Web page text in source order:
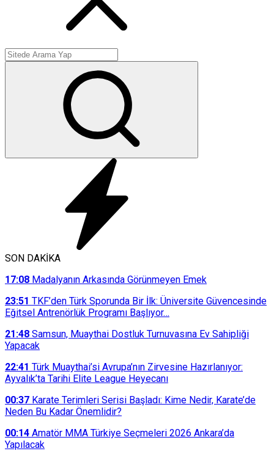
SON DAKİKA
17:08 Madalyanın Arkasında Görünmeyen Emek
23:51 TKF’den Türk Sporunda Bir İlk: Üniversite Güvencesinde
Eğitsel Antrenörlük Programı Başlıyor…
21:48 Samsun, Muaythai Dostluk Turnuvasına Ev Sahipliği
Yapacak
22:41 Türk Muaythai’si Avrupa’nın Zirvesine Hazırlanıyor:
Ayvalık’ta Tarihi Elite League Heyecanı
00:37 Karate Terimleri Serisi Başladı: Kime Nedir, Karate’de
Neden Bu Kadar Önemlidir?
00:14 Amatör MMA Türkiye Seçmeleri 2026 Ankara’da
Yapılacak